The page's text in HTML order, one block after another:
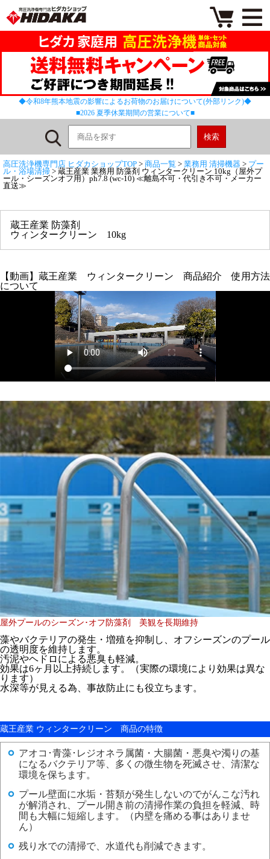
◆令和8年熊本地震の影響によるお荷物のお届けについて(外部リンク)◆
■2026 夏季休業期間の営業について■
高圧洗浄機専門店 ヒダカショップTOP > 商品一覧 > 業務用 清掃機器 > プー
ル・浴場清掃 > 蔵王産業 業務用 防藻剤 ウィンタークリーン 10kg（屋外プ
ール・シーズンオフ用）ph7.8 (wc-10) ≪離島不可・代引き不可・メーカー
直送≫
蔵王産業 防藻剤
ウィンタークリーン 10kg
【動画】蔵王産業 ウィンタークリーン 商品紹介 使用方法
について
屋外プールのシーズン･オフ防藻剤 美観を長期維持
藻やバクテリアの発生・増殖を抑制し、オフシーズンのプール
の透明度を維持します。
汚泥やヘドロによる悪臭も軽減。
効果は6ヶ月以上持続します。（実際の環境により効果は異な
ります）
水深等が見える為、 事故防止にも役立ちます。
蔵王産業 ウィンタークリーン 商品の特徴
アオコ･青藻･レジオネラ属菌・大腸菌・悪臭や濁りの基
になるバクテリア等、多くの微生物を死滅させ、清潔な
環境を保ちます。
プール壁面に水垢・苔類が発生しないのでがんこな汚れ
が解消され、プール開き前の清掃作業の負担を軽減、時
間も大幅に短縮します。（内壁を痛める事はありませ
ん）
残り水での清掃で、水道代も削減できます。